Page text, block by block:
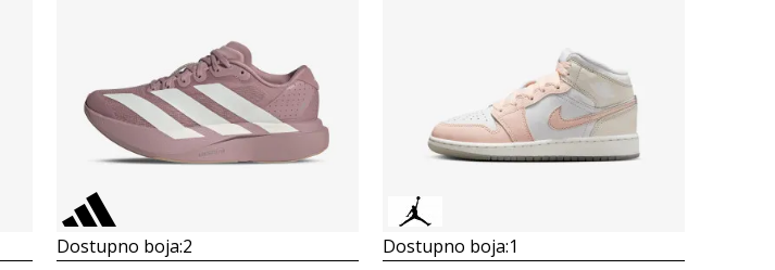
Uporedi
Dostupno boja:2
Uporedi
Dostupno boja:1